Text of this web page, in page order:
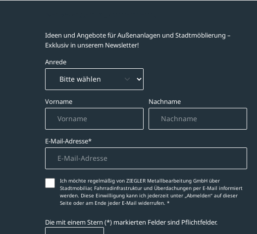
Ideen und Angebote für Außenanlagen und Stadtmöblierung –
Exklusiv in unserem Newsletter!
Anrede
Vorname Nachname
E-Mail-Adresse*
Ich möchte regelmäßig von ZIEGLER Metallbearbeitung GmbH über
Stadtmobiliar, Fahrradinfrastruktur und Überdachungen per E-Mail informiert
werden. Diese Einwilligung kann ich jederzeit unter „Abmelden‘‘ auf dieser
Seite oder am Ende jeder E-Mail widerrufen. *
Die mit einem Stern (*) markierten Felder sind Pflichtfelder.